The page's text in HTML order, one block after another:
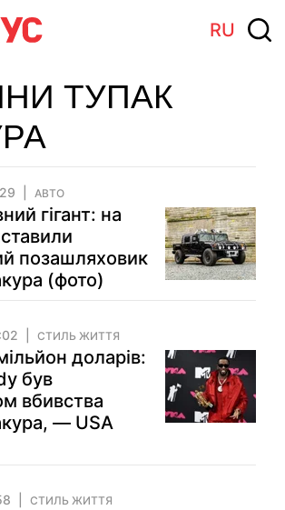
RU
ТУПАК
АВТО
гігант: на
позашляховик
(фото)
СТИЛЬ ЖИТТЯ
доларів:
був
вбивства
— USA
СТИЛЬ ЖИТТЯ